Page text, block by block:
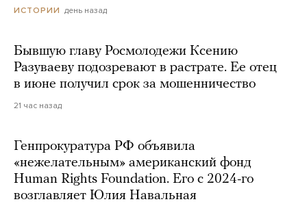
ИСТОРИИ день назад
Бывшую главу Росмолодежи Ксению
Разуваеву подозревают в растрате. Ее отец
в июне получил срок за мошенничество
21 час назад
Генпрокуратура РФ объявила
«нежелательным» американский фонд
Human Rights Foundation. Его с 2024-го
возглавляет Юлия Навальная